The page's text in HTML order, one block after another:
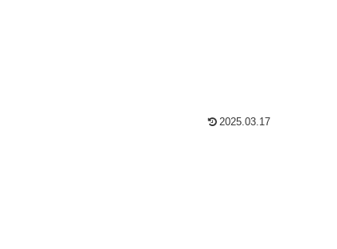
2025.03.17